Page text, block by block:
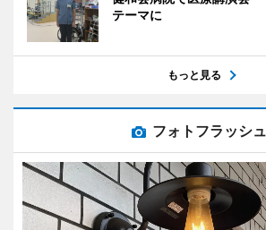
テーマに
もっと見る
フォトフラッシュ